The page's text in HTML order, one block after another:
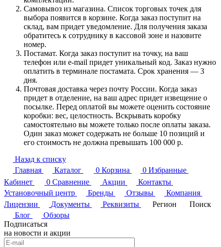
Самовывоз из магазина. Список торговых точек для
выбора появится в корзине. Когда заказ поступит на
склад, вам придет уведомление. Для получения заказа
обратитесь к сотруднику в кассовой зоне и назовите
номер.
Постамат. Когда заказ поступит на точку, на ваш
телефон или e-mail придет уникальный код. Заказ нужно
оплатить в терминале постамата. Срок хранения — 3
дня.
Почтовая доставка через почту России. Когда заказ
придет в отделение, на ваш адрес придет извещение о
посылке. Перед оплатой вы можете оценить состояние
коробки: вес, целостность. Вскрывать коробку
самостоятельно вы можете только после оплаты заказа.
Один заказ может содержать не больше 10 позиций и
его стоимость не должна превышать 100 000 р.
Назад к списку
Главная
Каталог 0 Корзина 0 Избранные
Кабинет
0 Сравнение Акции
Контакты
Установочный центр
Бренды Отзывы
Компания
Лицензии
Документы Реквизиты Регион
Поиск
Блог
Обзоры
Подписаться
на новости и акции